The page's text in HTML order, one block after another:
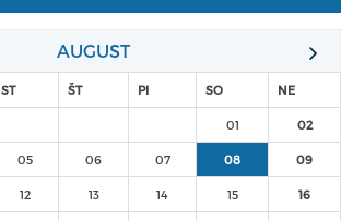
AUGUST
ST ŠT PI SO NE
01 02
05 06 07 08 09
12 13 14 15 16